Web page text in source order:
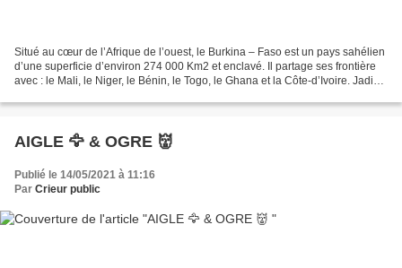
Situé au cœur de l’Afrique de l’ouest, le Burkina – Faso est un pays sahélien
d’une superficie d’environ 274 000 Km2 et enclavé. Il partage ses frontière
avec : le Mali, le Niger, le Bénin, le Togo, le Ghana et la Côte-d’Ivoire. Jadis il
AIGLE 🦅 & OGRE 👹
Publié le 14/05/2021 à 11:16
Par Crieur public